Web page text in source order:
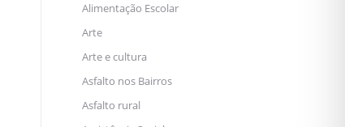
Alimentação Escolar
Arte
Arte e cultura
Asfalto nos Bairros
Asfalto rural